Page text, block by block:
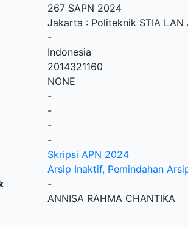
267 SAPN 2024
Jakarta : Politeknik STIA LAN
-
Indonesia
2014321160
NONE
-
-
-
-
Skripsi APN 2024
Arsip Inaktif, Pemindahan
-
ANNISA RAHMA CHANTIKA